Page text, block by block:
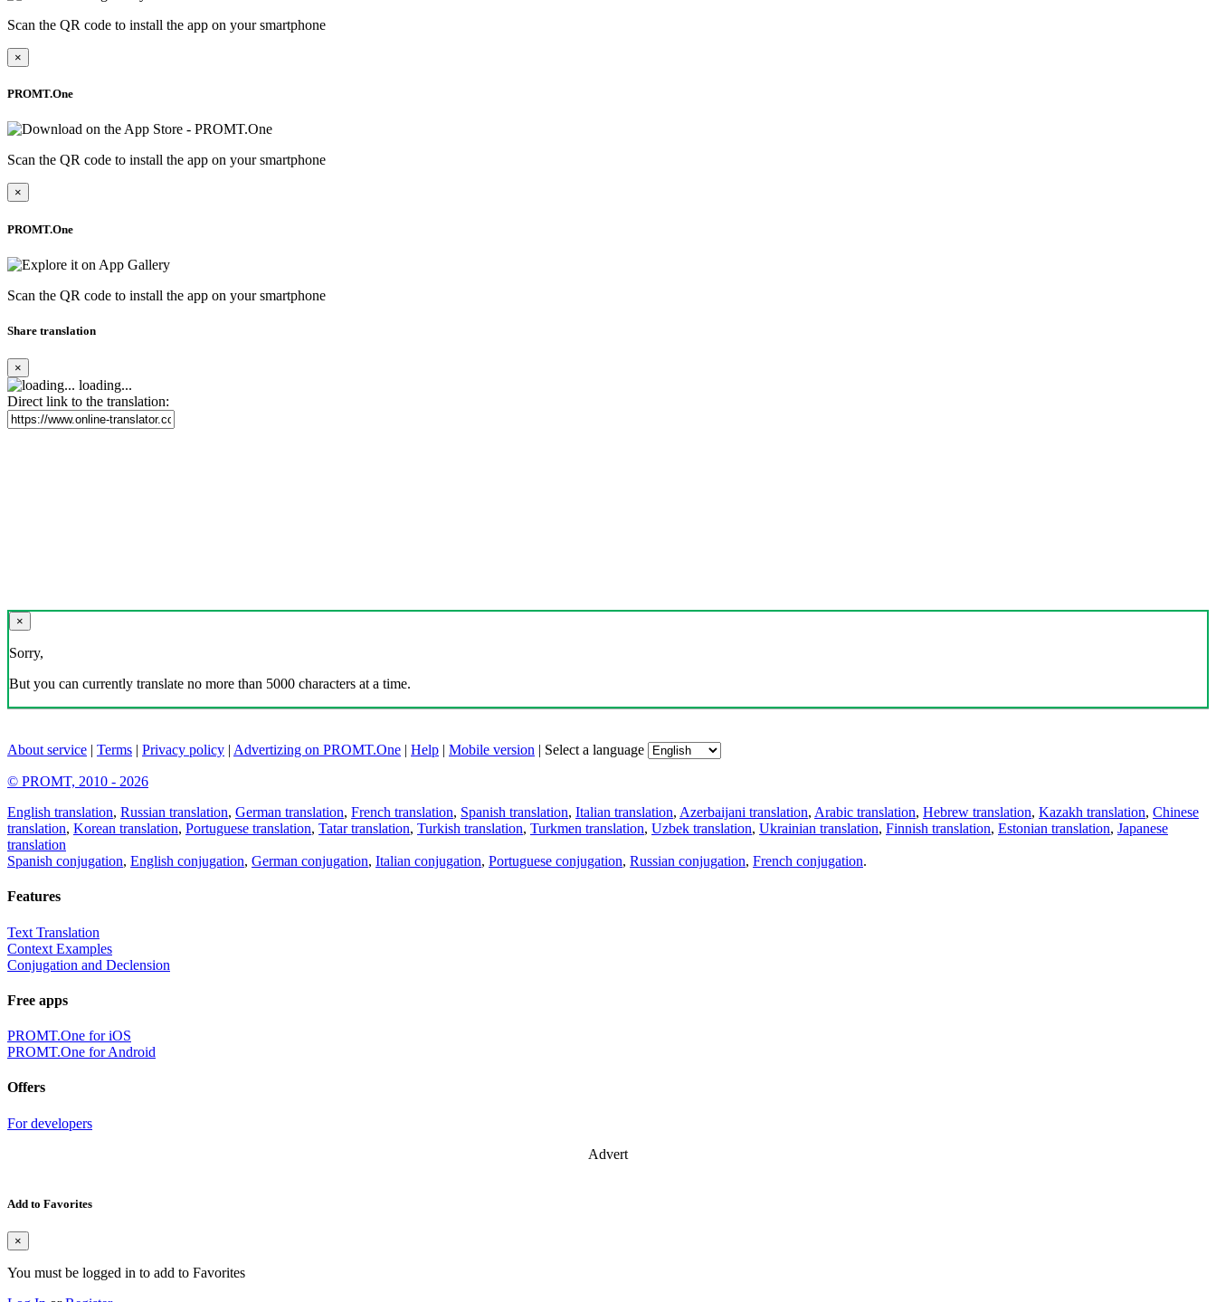
Scan the QR code to install the app on your smartphone
×
PROMT.One
Scan the QR code to install the app on your smartphone
×
PROMT.One
Scan the QR code to install the app on your smartphone
Share translation
×
loading...
Direct link to the translation:
×
Sorry,
But you can currently translate no more than 5000 characters at a time.
About service | Terms | Privacy policy | Advertizing on PROMT.One | Help | Mobile version | Select a language
© PROMT, 2010 - 2026
English translation, Russian translation, German translation, French translation, Spanish translation, Italian translation, Azerbaijani translation, Arabic translation, Hebrew translation, Kazakh translation, Chinese
translation, Korean translation, Portuguese translation, Tatar translation, Turkish translation, Turkmen translation, Uzbek translation, Ukrainian translation, Finnish translation, Estonian translation, Japanese
translation
Spanish conjugation, English conjugation, German conjugation, Italian conjugation, Portuguese conjugation, Russian conjugation, French conjugation.
Features
Text Translation
Context Examples
Conjugation and Declension
Free apps
PROMT.One for iOS
PROMT.One for Android
Offers
For developers
Advert
Add to Favorites
×
You must be logged in to add to Favorites